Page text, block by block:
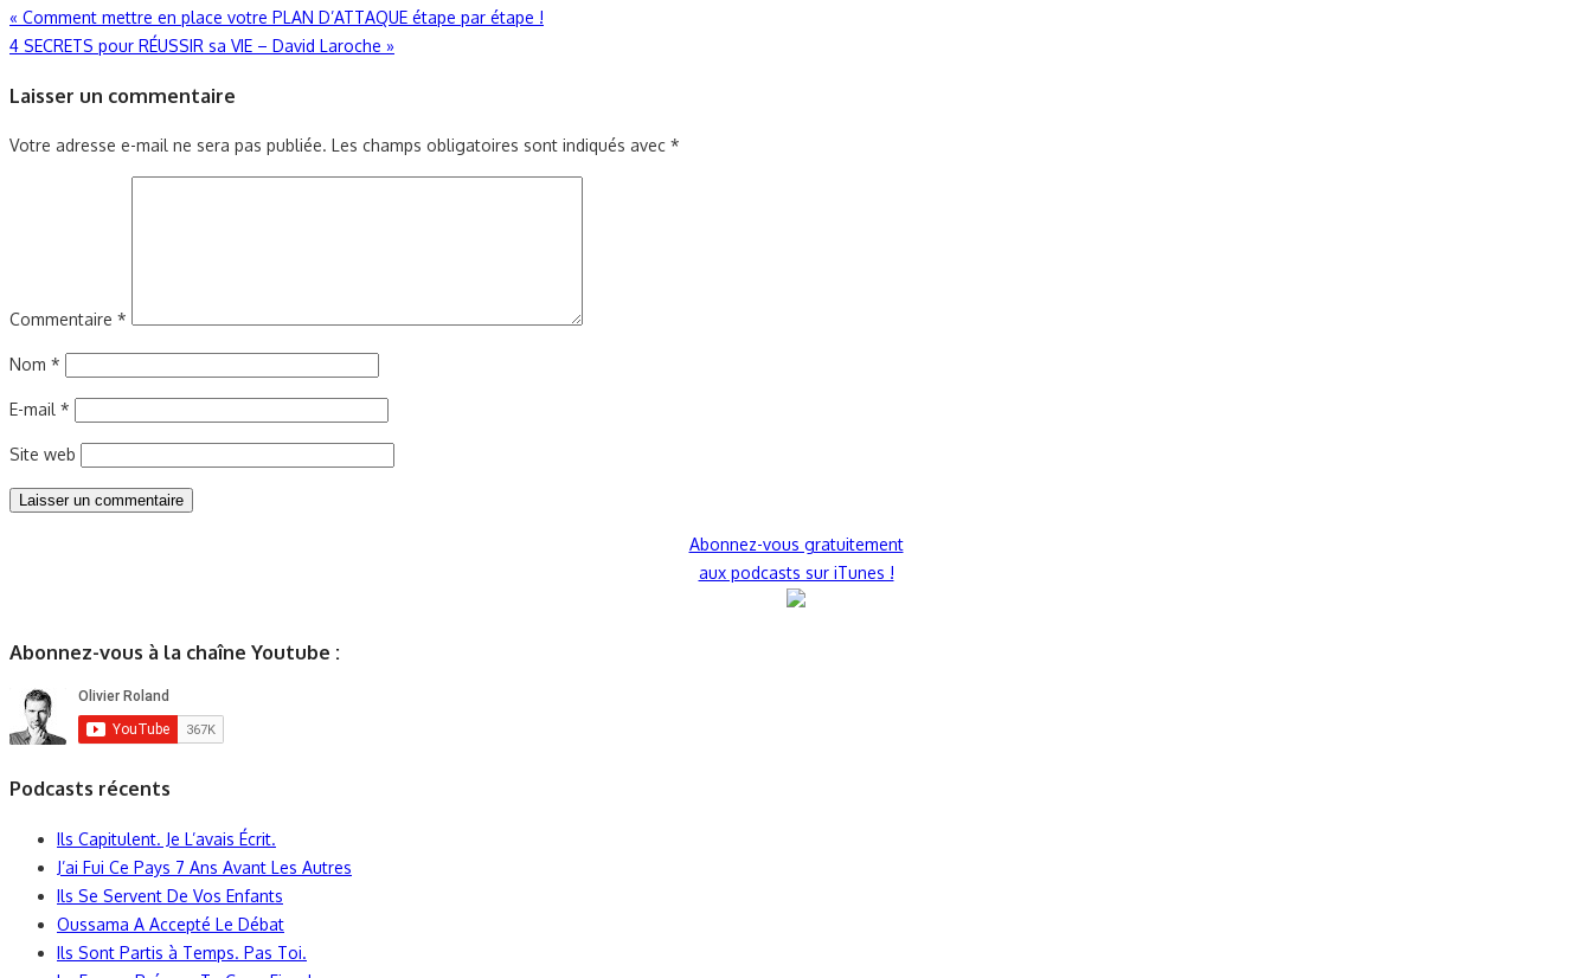
Navigation
de
l’article
« Comment mettre en place votre PLAN D’ATTAQUE étape par étape !
4 SECRETS pour RÉUSSIR sa VIE – David Laroche »
Laisser un commentaire
Votre adresse e-mail ne sera pas publiée. Les champs obligatoires sont indiqués avec *
Commentaire *
Nom *
E-mail *
Site web
Abonnez-vous gratuitement
aux podcasts sur iTunes !
Abonnez-vous à la chaîne Youtube :
Podcasts récents
Ils Capitulent. Je L’avais Écrit.
J’ai Fui Ce Pays 7 Ans Avant Les Autres
Ils Se Servent De Vos Enfants
Oussama A Accepté Le Débat
Ils Sont Partis à Temps. Pas Toi.